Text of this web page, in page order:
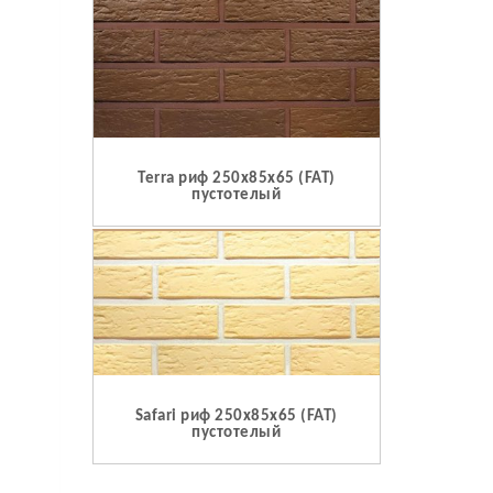
Terra риф 250x85x65 (FAT)
пустотелый
Safari риф 250x85x65 (FAT)
пустотелый